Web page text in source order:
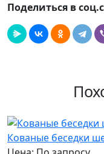
Поделиться в
Кованые беседки